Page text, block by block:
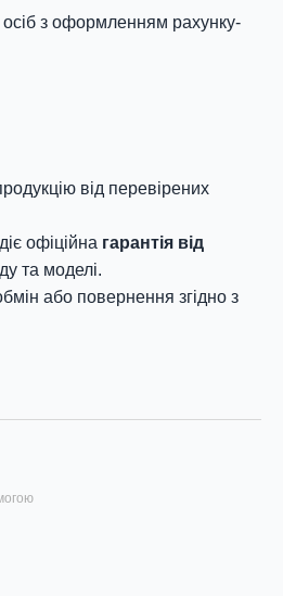
з оформленням рахунку-
від перевірених
офіційна гарантія від
та моделі.
або повернення згідно з